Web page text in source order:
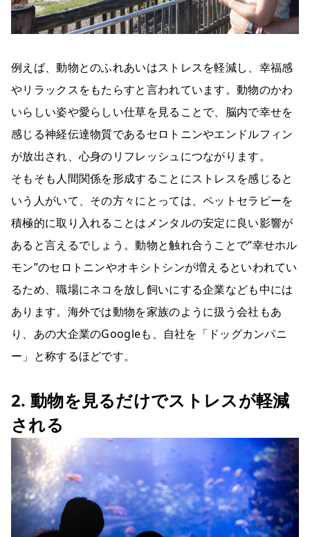
例えば、動物とのふれあいはストレスを軽減し、幸福感
やリラックスをもたらすと言われています。動物のかわ
いらしい姿や愛らしい仕草を見ることで、脳内で幸せを
感じる神経伝達物質であるセロトニンやエンドルフィン
が放出され、心身のリフレッシュにつながります。
そもそも人間関係を形成することにストレスを感じると
いう人がいて、その方々にとっては、ペットセラピーを
積極的に取り入れることはメンタルの安定に良い影響が
あると言えるでしょう。動物と触れ合うことで“幸せホル
モン”のセロトニンやオキシトシンが増えるといわれてい
るため、職場にネコを放し飼いにする企業なども中には
あります。海外では動物を家族のように扱う会社もあ
り、あの大企業のGoogleも、自社を「ドッグカンパニ
ー」と称するほどです。
2. 動物を見るだけでストレスが軽減
される